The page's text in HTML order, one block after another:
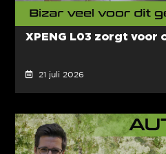
XPENG L03 zorgt voor
21 juli 2026